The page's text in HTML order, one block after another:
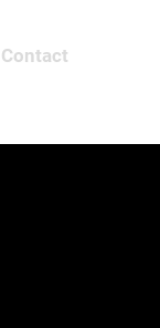
Contact